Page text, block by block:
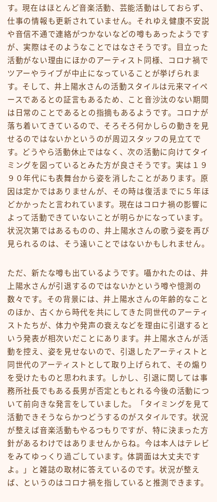
す。現在はほとんど音楽活動、芸能活動はしておらず、
仕事の情報も更新されていません。それゆえ健康不安説
や音信不通で連絡がつかないなどの噂もあったようです
が、実際はそのようなことではなさそうです。目立った
活動がない理由にほかのアーティスト同様、コロナ禍で
ツアーやライブが中止になっていることが挙げられま
す。そして、井上陽水さんの活動スタイルは元来マイペ
ースであるとの証言もあるため、こと音沙汰のない期間
は日常のことであるとの指摘もあるようです。コロナが
落ち着いてきているので、そろそろ何かしらの動きを見
せるのではないかというのが周辺スタッフの見立てで
す。どうやら活動休止ではなく、次の活動に向けてタイ
ミングを図っているとみた方が良さそうです。実は１９
９０年代にも表舞台から姿を消したことがあります。原
因は定かではありませんが、その時は復活までに５年ほ
どかかったと言われています。現在はコロナ禍の影響に
よって活動できていないことが明らかになっています。
状況次第ではあるものの、井上陽水さんの歌う姿を再び
見られるのは、そう遠いことではないかもしれません。
ただ、新たな噂も出ているようです。囁かれたのは、井
上陽水さんが引退するのではないかという噂や憶測の
数々です。その背景には、井上陽水さんの年齢的なこと
のほか、古くから時代を共にしてきた同世代のアーティ
ストたちが、体力や発声の衰えなどを理由に引退すると
いう発表が相次いだことにあります。井上陽水さんが活
動を控え、姿を見せないので、引退したアーティストと
同世代のアーティストとして取り上げられて、その煽り
を受けたものと思われます。しかし、引退に関しては事
務所社長でもある長男が否定ともとれる今後の活動につ
いて前向きな発言をしていました。「タイミングを見て
活動できそうならかつどうするのがスタイルです。状況
が整えば音楽活動もやるつもりですが、特に決まった方
針があるわけではありませんからね。今は本人はテレビ
をみてゆっくり過ごしています。体調面は大丈夫です
よ。」と雑誌の取材に答えているのです。状況が整え
ば、というのはコロナ禍を指していると推測できます。